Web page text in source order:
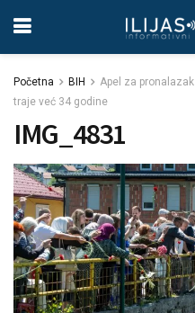
Početna BIH
Apel za
traje već 34 godine
IMG_4831